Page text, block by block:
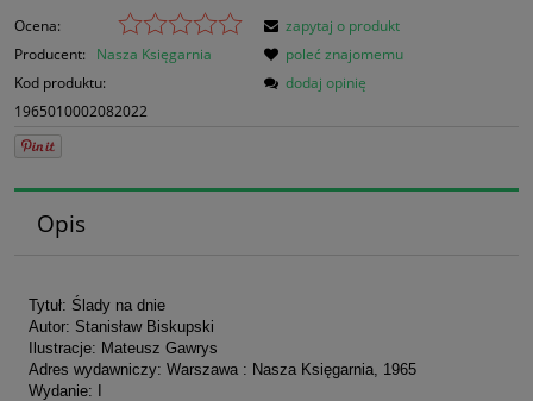
Ocena:
Producent:
Nasza Księgarnia
Kod produktu:
1965010002082022
zapytaj o produkt
poleć znajomemu
dodaj opinię
Opis
Tytuł: Ślady na dnie
Autor: Stanisław Biskupski
Ilustracje: Mateusz Gawrys
Adres wydawniczy: Warszawa : Nasza Księgarnia, 1965
Wydanie: I